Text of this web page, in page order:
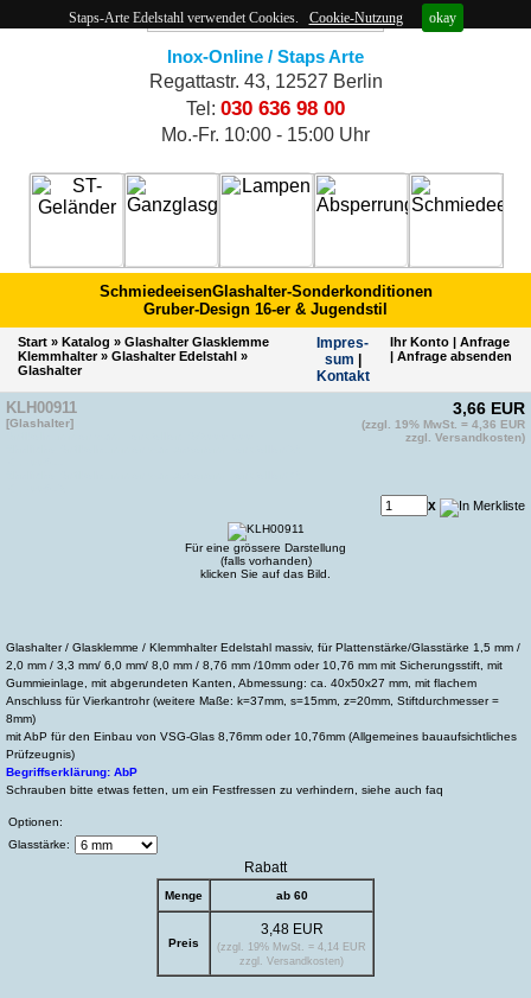
Staps-Arte Edelstahl verwendet Cookies. Cookie-Nutzung okay
Inox-Online / Staps Arte
Regattastr. 43, 12527 Berlin
Tel: 030 636 98 00
Mo.-Fr. 10:00 - 15:00 Uhr
SchmiedeeisenGlashalter-Sonderkonditionen
Gruber-Design 16-er & Jugendstil
Start » Katalog » Glashalter Glasklemme
Klemmhalter» Glashalter Edelstahl »
Glashalter
Impres­
sum
Kontakt
Ihr Konto| Anfrage
| Anfrage absenden
KLH00911
[Glashalter]
3,66 EUR
(zzgl. 19% MwSt. = 4,36 EUR
zzgl. Versandkosten)
x
Für eine grössere Darstellung
(falls vorhanden)
klicken Sie auf das Bild.
Glashalter / Glasklemme / Klemmhalter Edelstahl massiv, für Plattenstärke/Glasstärke 1,5 mm /
2,0 mm / 3,3 mm/ 6,0 mm/ 8,0 mm / 8,76 mm /10mm oder 10,76 mm mit Sicherungsstift, mit
Gummieinlage, mit abgerundeten Kanten, Abmessung: ca. 40x50x27 mm, mit flachem
Anschluss für Vierkantrohr (weitere Maße: k=37mm, s=15mm, z=20mm, Stiftdurchmesser =
8mm)
mit AbP für den Einbau von VSG-Glas 8,76mm oder 10,76mm (Allgemeines bauaufsichtliches
Prüfzeugnis)
Begriffserklärung: AbP
Schrauben bitte etwas fetten, um ein Festfressen zu verhindern, siehe auch faq
Optionen:
Glasstärke:
Rabatt
Menge ab 60
Preis
3,48 EUR
(zzgl. 19% MwSt. = 4,14 EUR
zzgl. Versandkosten)